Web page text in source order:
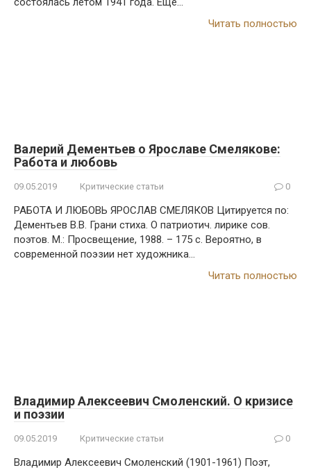
Читать полностью
Валерий Дементьев о Ярославе Смелякове:
Работа и любовь
09.05.2019 Критические статьи 0
РАБОТА И ЛЮБОВЬ ЯРОСЛАВ СМЕЛЯКОВ Цитируется по:
Дементьев В.В. Грани стиха. О патриотич. лирике сов.
поэтов. М.: Просвещение, 1988. – 175 с. Вероятно, в
современной поэзии нет художника…
Читать полностью
Владимир Алексеевич Смоленский. О кризисе
и поэзии
09.05.2019 Критические статьи 0
Владимир Алексеевич Смоленский (1901-1961) Поэт,